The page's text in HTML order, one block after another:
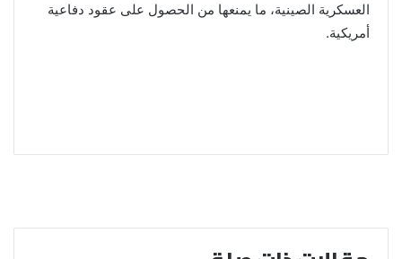
العسكرية الصينية، ما يمنعها من الحصول على عقود دفاعية
أمريكية.